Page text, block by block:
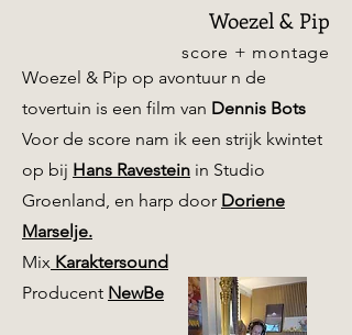
Woezel & Pip
score + montage
Woezel & Pip op avontuur n de
tovertuin is een film van Dennis Bots
Voor de score nam ik een strijk kwintet
op bij Hans Ravestein in Studio
Groenland, en harp door Doriene
Marselje.
Mix Karaktersound
Producent NewBe